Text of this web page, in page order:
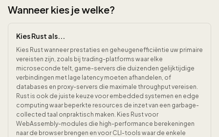
Wanneer kies je welke?
Kies Rust als...
Kies Rust wanneer prestaties en geheugenefficiëntie uw primaire
vereisten zijn, zoals bij trading-platforms waar elke
microseconde telt, game-servers die duizenden gelijktijdige
verbindingen met lage latency moeten afhandelen, of
databases en proxy-servers die maximale throughput vereisen.
Rust is ook de juiste keuze voor embedded systemen en edge
computing waar beperkte resources de inzet van een garbage-
collected taal onpraktisch maken. Kies Rust voor
WebAssembly-modules die high-performance berekeningen
naar de browser brengen en voor CLI-tools waar de enkele